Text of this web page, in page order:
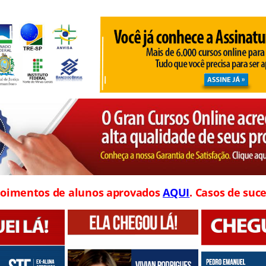
de alunos aprovadosAQUI. Casos de